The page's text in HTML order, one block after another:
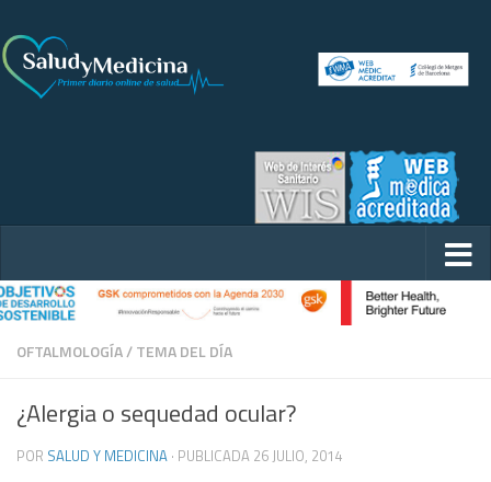
OFTALMOLOGÍA/TEMA DEL DÍA
¿Alergia o sequedad ocular?
POR SALUD Y MEDICINA · PUBLICADA 26 JULIO, 2014